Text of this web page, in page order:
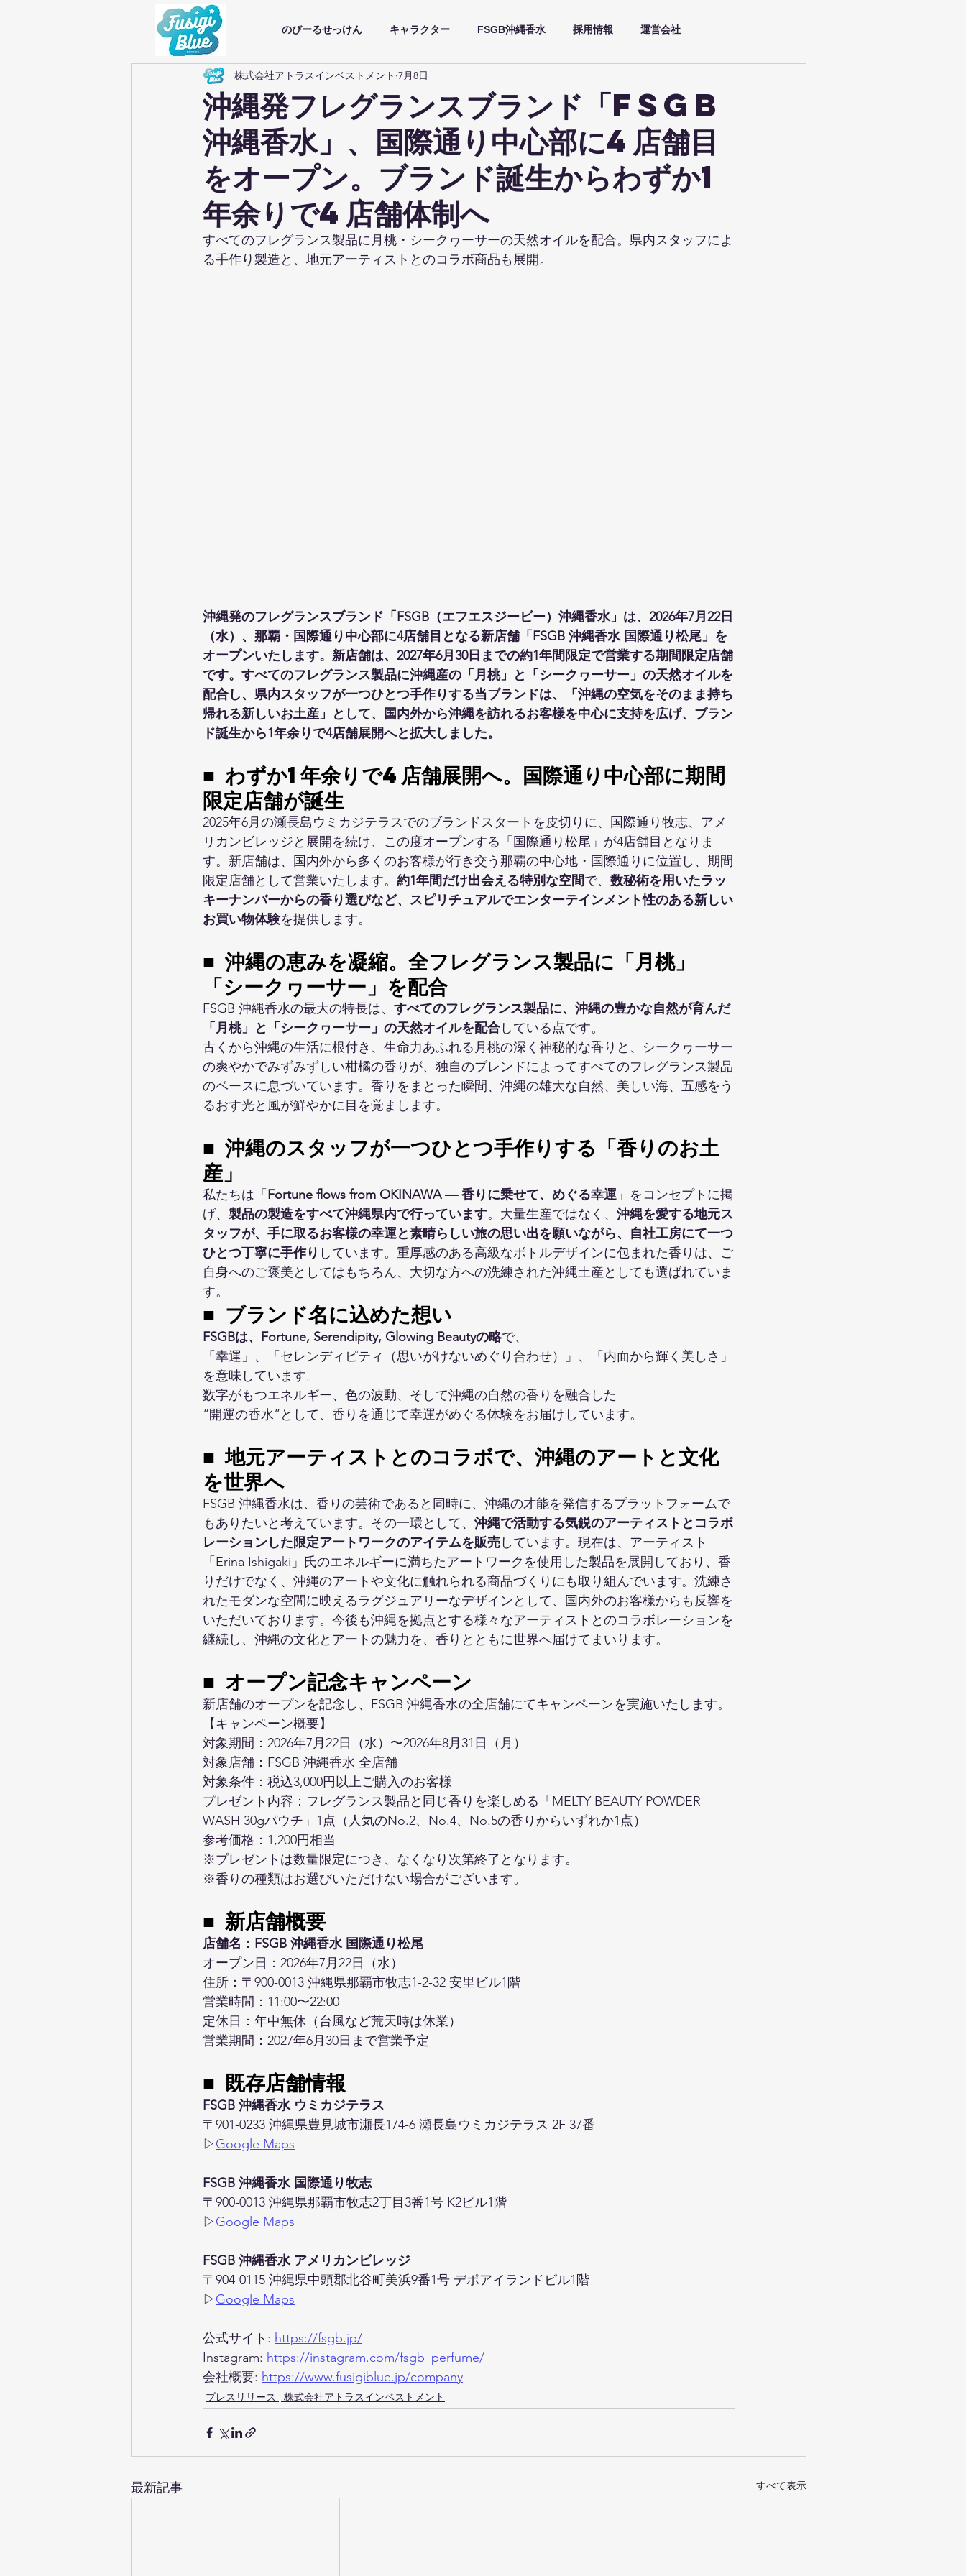
のびーるせっけん キャラクター FSGB沖縄香水 採用情報 運営会社
沖縄発フレグランスブランド「FSGB
沖縄香水」、国際通り中心部に4店舗目
をオープン。ブランド誕生からわずか1
年余りで4店舗体制へ
株式会社アトラスインベストメント 7月8日
すべてのフレグランス製品に月桃・シークヮーサーの天然オイルを配合。県内スタッフによ
る手作り製造と、地元アーティストとのコラボ商品も展開。
沖縄発のフレグランスブランド「FSGB（エフエスジービー）沖縄香水」は、2026年7月22日
（水）、那覇・国際通り中心部に4店舗目となる新店舗「FSGB 沖縄香水 国際通り松尾」を
オープンいたします。新店舗は、2027年6月30日までの約1年間限定で営業する期間限定店舗
です。すべてのフレグランス製品に沖縄産の「月桃」と「シークヮーサー」の天然オイルを
配合し、県内スタッフが一つひとつ手作りする当ブランドは、「沖縄の空気をそのまま持ち
帰れる新しいお土産」として、国内外から沖縄を訪れるお客様を中心に支持を広げ、ブラン
ド誕生から1年余りで4店舗展開へと拡大しました。
■ わずか1年余りで4店舗展開へ。国際通り中心部に期間
限定店舗が誕生
2025年6月の瀬長島ウミカジテラスでのブランドスタートを皮切りに、国際通り牧志、アメ
リカンビレッジと展開を続け、この度オープンする「国際通り松尾」が4店舗目となりま
す。新店舗は、国内外から多くのお客様が行き交う那覇の中心地・国際通りに位置し、期間
限定店舗として営業いたします。 約1年間だけ出会える特別な空間で、 数秘術を用いたラッ
キーナンバーからの香り選びなど、スピリチュアルでエンターテインメント性のある新しい
お買い物体験を提供します。
■ 沖縄の恵みを凝縮。全フレグランス製品に「月桃」
「シークヮーサー」を配合
FSGB 沖縄香水の最大の特長は、 すべてのフレグランス製品に、沖縄の豊かな自然が育んだ
「月桃」と「シークヮーサー」の天然オイルを配合している点です。
古くから沖縄の生活に根付き、生命力あふれる月桃の深く神秘的な香りと、シークヮーサー
の爽やかでみずみずしい柑橘の香りが、独自のブレンドによってすべてのフレグランス製品
のベースに息づいています。香りをまとった瞬間、沖縄の雄大な自然、美しい海、五感をう
るおす光と風が鮮やかに目を覚まします。
■ 沖縄のスタッフが一つひとつ手作りする「香りのお土
産」
私たちは「 Fortune flows from OKINAWA — 香りに乗せて、めぐる幸運 」をコンセプトに掲
げ、 製品の製造をすべて沖縄県内で行っています。大量生産ではなく、 沖縄を愛する地元ス
タッフが、手に取るお客様の幸運と素晴らしい旅の思い出を願いながら、自社工房にて一つ
ひとつ丁寧に手作り しています。重厚感のある高級なボトルデザインに包まれた香りは、ご
自身へのご褒美としてはもちろん、大切な方への洗練された沖縄土産としても選ばれていま
す。
■ ブランド名に込めた想い
FSGBは、Fortune, Serendipity, Glowing Beautyの略で、
「幸運」、「セレンディピティ（思いがけないめぐり合わせ）」、「内面から輝く美しさ」
を意味しています。
数字がもつエネルギー、色の波動、そして沖縄の自然の香りを融合した
“開運の香水”として、香りを通じて幸運がめぐる体験をお届けしています。
■ 地元アーティストとのコラボで、沖縄のアートと文化
を世界へ
FSGB 沖縄香水は、香りの芸術であると同時に、沖縄の才能を発信するプラットフォームで
もありたいと考えています。その一環として、 沖縄で活動する気鋭のアーティストとコラボ
レーションした限定アートワークのアイテムを販売しています。現在は、アーティスト
「Erina Ishigaki」氏のエネルギーに満ちたアートワークを使用した製品を展開しており、香
りだけでなく、沖縄のアートや文化に触れられる商品づくりにも取り組んでいます。洗練さ
れたモダンな空間に映えるラグジュアリーなデザインとして、国内外のお客様からも反響を
いただいております。今後も沖縄を拠点とする様々なアーティストとのコラボレーションを
継続し、沖縄の文化とアートの魅力を、香りとともに世界へ届けてまいります。
■ オープン記念キャンペーン
新店舗のオープンを記念し、FSGB 沖縄香水の全店舗にてキャンペーンを実施いたします。
【キャンペーン概要】
対象期間：2026年7月22日（水）〜2026年8月31日（月）
対象店舗：FSGB 沖縄香水 全店舗
対象条件：税込3,000円以上ご購入のお客様
プレゼント内容：フレグランス製品と同じ香りを楽しめる「MELTY BEAUTY POWDER
WASH 30gパウチ」1点（人気のNo.2、No.4、No.5の香りからいずれか1点）
参考価格：1,200円相当
※プレゼントは数量限定につき、なくなり次第終了となります。
※香りの種類はお選びいただけない場合がございます。
■ 新店舗概要
店舗名：FSGB 沖縄香水 国際通り松尾
オープン日：2026年7月22日（水）
住所：〒900-0013 沖縄県那覇市牧志1-2-32 安里ビル1階
営業時間：11:00〜22:00
定休日：年中無休（台風など荒天時は休業）
営業期間：2027年6月30日まで営業予定
■ 既存店舗情報
FSGB 沖縄香水 ウミカジテラス
〒901-0233 沖縄県豊見城市瀬長174-6 瀬長島ウミカジテラス 2F 37番
▷Google Maps
FSGB 沖縄香水 国際通り牧志
〒900-0013 沖縄県那覇市牧志2丁目3番1号 K2ビル1階
▷Google Maps
FSGB 沖縄香水 アメリカンビレッジ
〒904-0115 沖縄県中頭郡北谷町美浜9番1号 デポアイランドビル1階
▷Google Maps
公式サイト: https://fsgb.jp/
Instagram: https://instagram.com/fsgb_perfume/
会社概要: https://www.fusigiblue.jp/company
プレスリリース | 株式会社アトラスインベストメント
最新記事 すべて表示